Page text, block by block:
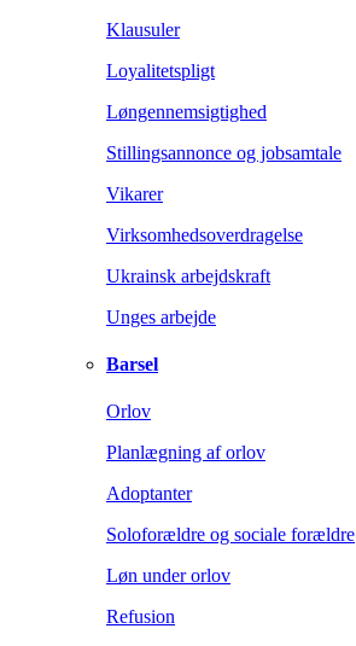
Klausuler
Loyalitetspligt
Løngennemsigtighed
Stillingsannonce og jobsamtale
Vikarer
Virksomhedsoverdragelse
Ukrainsk arbejdskraft
Unges arbejde
Barsel
Orlov
Planlægning af orlov
Adoptanter
Soloforældre og sociale forældre
Løn under orlov
Refusion